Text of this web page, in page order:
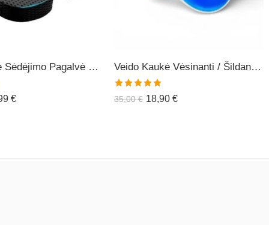
Ortopedinė Sėdėjimo Pagalvė COMFO+
€
Veido Kaukė Vėsinanti / Šildanti (daugiakartinė)
Įvertinimas:
5.00iš 5
35,00€ 18,90 €